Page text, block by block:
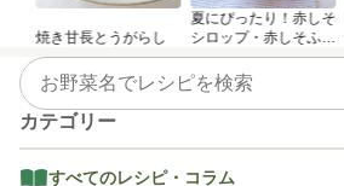
焼き甘長とうがらし
夏にぴったり！赤しそ
シロップ・赤しそふり
かけのつくり方
カテゴリー
すべてのレシピ・コラム